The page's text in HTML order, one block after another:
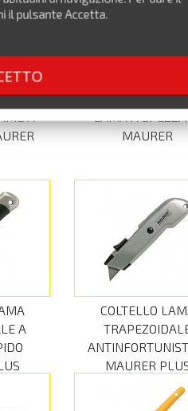
A
LAMA A
MAURER
A
COLTELLO
MAURER
il pulsante Accetta.